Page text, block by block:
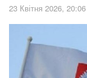
23 Квітня 2026, 20:06